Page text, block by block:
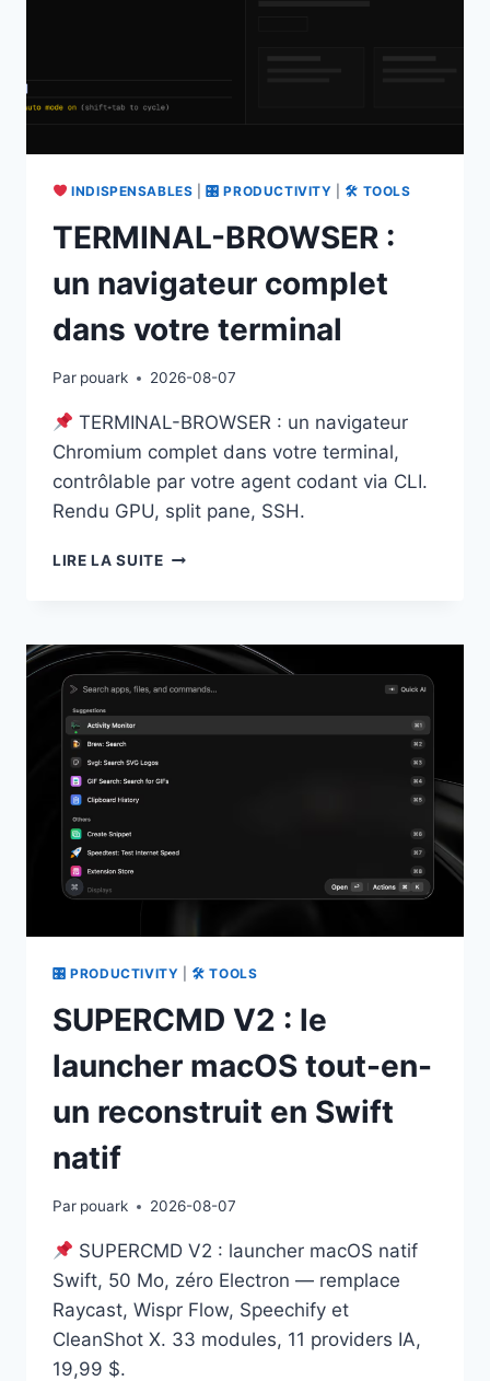
INDISPENSABLES |🎛 PRODUCTIVITY 🛠 TOOLS
TERMINAL-BROWSER :
un navigateur complet
dans votre terminal
Par pouark 2026-08-07
TERMINAL-BROWSER : un navigateur
Chromium complet dans votre terminal,
contrôlable par votre agent codant via CLI.
Rendu GPU, split pane, SSH.
LIRE LA SUITETERMINAL-
NAVIGATEUR
COMPLET
DANS
VOTRE
TERMINAL
🎛 PRODUCTIVITY 🛠 TOOLS
SUPERCMD V2 : le
launcher macOS tout-en-
un reconstruit en Swift
natif
Par pouark 2026-08-07
SUPERCMD V2 : launcher macOS natif
Swift, 50 Mo, zéro Electron — remplace
Raycast, Wispr Flow, Speechify et
CleanShot X. 33 modules, 11 providers IA,
19,99 $.